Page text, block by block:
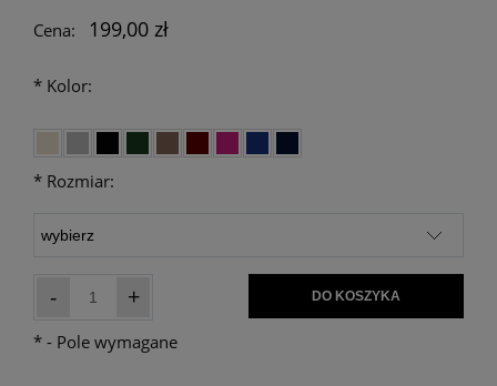
Cena:
199,00 zł
* Kolor:
* Rozmiar:
- + DO KOSZYKA
* - Pole wymagane